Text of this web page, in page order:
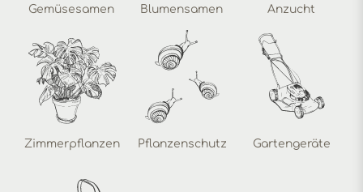
Gemüsesamen Blumensamen Anzucht
Zimmerpflanzen Pflanzenschutz Gartengeräte